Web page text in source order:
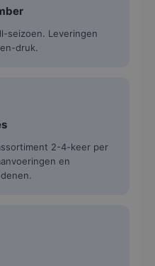
seizoen. Leveringen
druk.
2-4-keer per
en